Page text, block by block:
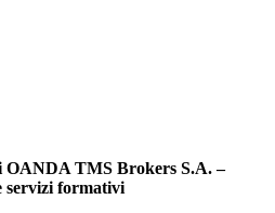
TMS Brokers S.A. –
servizi formativi